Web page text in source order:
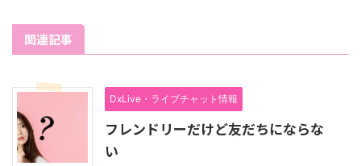
関連記事
DxLive・ライブチャット情報
フレンドリーだけど友だちにならな
い